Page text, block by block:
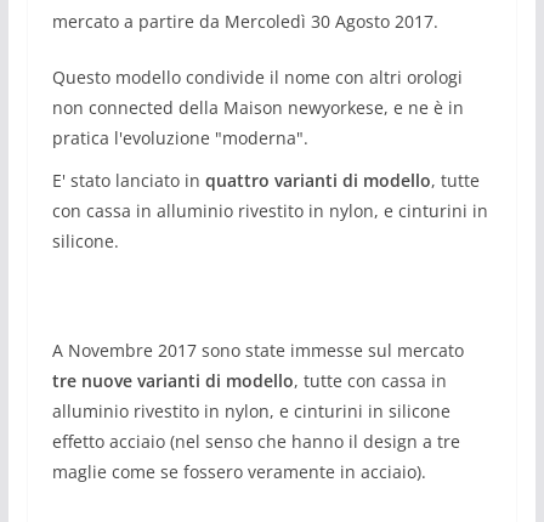
mercato a partire da Mercoledì 30 Agosto 2017.
Questo modello condivide il nome con altri orologi
non connected della Maison newyorkese, e ne è in
pratica l'evoluzione "moderna".
E' stato lanciato in quattro varianti di modello, tutte
con cassa in alluminio rivestito in nylon, e cinturini in
silicone.
A Novembre 2017 sono state immesse sul mercato
tre nuove varianti di modello, tutte con cassa in
alluminio rivestito in nylon, e cinturini in silicone
effetto acciaio (nel senso che hanno il design a tre
maglie come se fossero veramente in acciaio).